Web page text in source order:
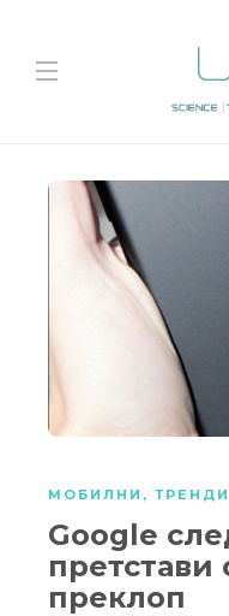
МОБИЛНИ , ТРЕНДИ
Google
претстави
преклоп